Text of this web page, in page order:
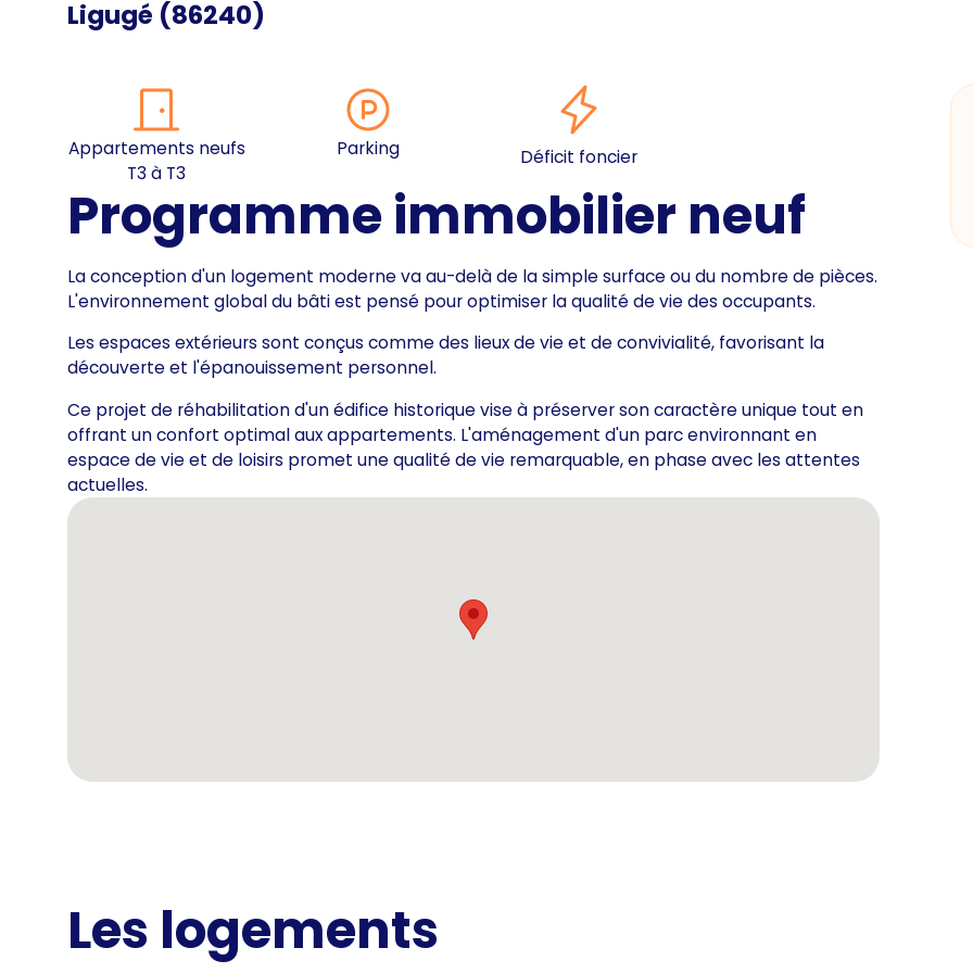
Ligugé (86240)
Appartements neufs
T3 à T3
Parking Déficit foncier
Programme immobilier neuf
La conception d'un logement moderne va au-delà de la simple surface ou du nombre de pièces.
L'environnement global du bâti est pensé pour optimiser la qualité de vie des occupants.
Les espaces extérieurs sont conçus comme des lieux de vie et de convivialité, favorisant la
découverte et l'épanouissement personnel.
Ce projet de réhabilitation d'un édifice historique vise à préserver son caractère unique tout en
offrant un confort optimal aux appartements. L'aménagement d'un parc environnant en
espace de vie et de loisirs promet une qualité de vie remarquable, en phase avec les attentes
actuelles.
Les logements